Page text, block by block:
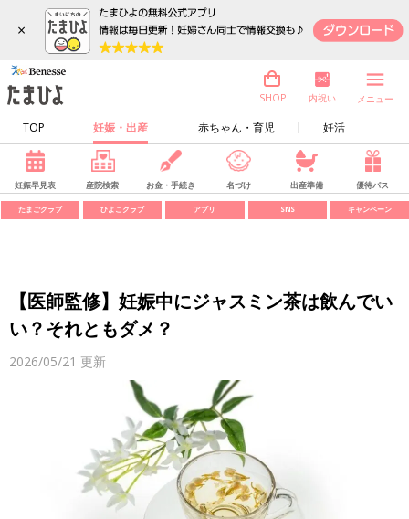
×
TOP 妊娠・出産 赤ちゃん・育児 妊活
SHOP 内祝い メニュー
妊娠早見表 産院検索 お金・手続き 名づけ 出産準備 優待パス
たまごクラブ ひよこクラブ アプリ SNS キャンペーン
【医師監修】妊娠中にジャスミン茶は飲んでい
い？それともダメ？
2026/05/21 更新